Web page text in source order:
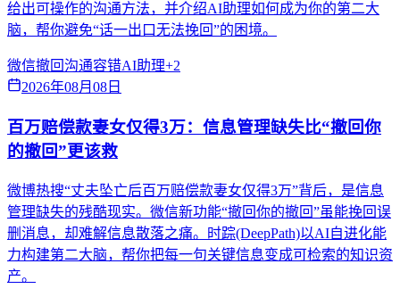
给出可操作的沟通方法，并介绍AI助理如何成为你的第二大
脑，帮你避免“话一出口无法挽回”的困境。
微信撤回沟通容错AI助理+2
2026年08月08日
百万赔偿款妻女仅得3万：信息管理缺失比“撤回你
的撤回”更该救
微博热搜“丈夫坠亡后百万赔偿款妻女仅得3万”背后，是信息
管理缺失的残酷现实。微信新功能“撤回你的撤回”虽能挽回误
删消息，却难解信息散落之痛。时踪(DeepPath)以AI自进化能
力构建第二大脑，帮你把每一句关键信息变成可检索的知识资
产。